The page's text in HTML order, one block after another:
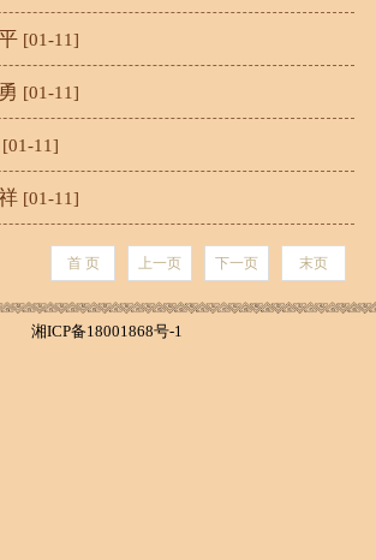
[01-11]
[01-11]
[01-11]
[01-11]
首 页 上一页 下一页 末页
湘ICP备18001868号-1